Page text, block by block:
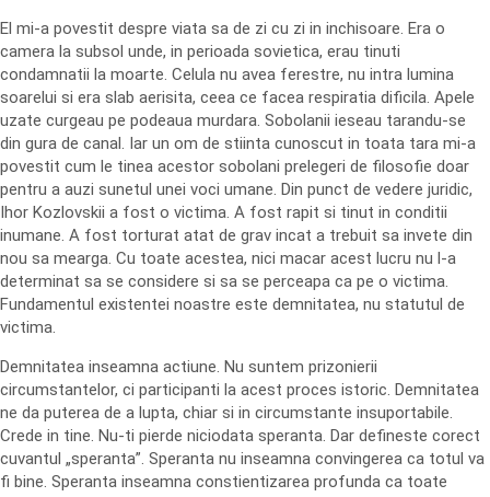
El mi-a povestit despre viata sa de zi cu zi in inchisoare. Era o
camera la subsol unde, in perioada sovietica, erau tinuti
condamnatii la moarte. Celula nu avea ferestre, nu intra lumina
soarelui si era slab aerisita, ceea ce facea respiratia dificila. Apele
uzate curgeau pe podeaua murdara. Sobolanii ieseau tarandu-se
din gura de canal. Iar un om de stiinta cunoscut in toata tara mi-a
povestit cum le tinea acestor sobolani prelegeri de filosofie doar
pentru a auzi sunetul unei voci umane. Din punct de vedere juridic,
Ihor Kozlovskii a fost o victima. A fost rapit si tinut in conditii
inumane. A fost torturat atat de grav incat a trebuit sa invete din
nou sa mearga. Cu toate acestea, nici macar acest lucru nu l-a
determinat sa se considere si sa se perceapa ca pe o victima.
Fundamentul existentei noastre este demnitatea, nu statutul de
victima.
Demnitatea inseamna actiune. Nu suntem prizonierii
circumstantelor, ci participanti la acest proces istoric. Demnitatea
ne da puterea de a lupta, chiar si in circumstante insuportabile.
Crede in tine. Nu-ti pierde niciodata speranta. Dar defineste corect
cuvantul „speranta”. Speranta nu inseamna convingerea ca totul va
fi bine. Speranta inseamna constientizarea profunda ca toate